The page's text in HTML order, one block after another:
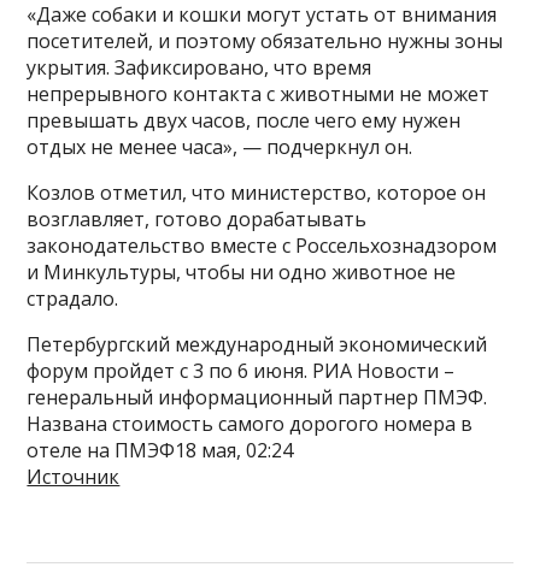
«Даже собаки и кошки могут устать от внимания
посетителей, и поэтому обязательно нужны зоны
укрытия. Зафиксировано, что время
непрерывного контакта с животными не может
превышать двух часов, после чего ему нужен
отдых не менее часа», — подчеркнул он.
Козлов отметил, что министерство, которое он
возглавляет, готово дорабатывать
законодательство вместе с Россельхознадзором
и Минкультуры, чтобы ни одно животное не
страдало.
Петербургский международный экономический
форум пройдет с 3 по 6 июня. РИА Новости –
генеральный информационный партнер ПМЭФ.
Названа стоимость самого дорогого номера в
отеле на ПМЭФ18 мая, 02:24
Источник